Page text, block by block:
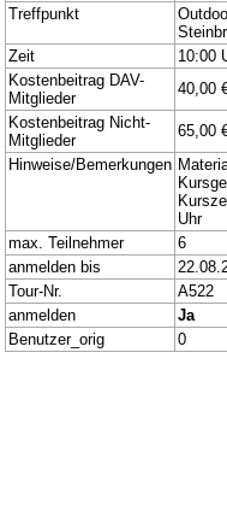
Treffpunkt
Zeit
10:00
Kostenbeitrag DAV-
Mitglieder
40,00
Kostenbeitrag Nicht-
Mitglieder
65,00
Hinweise/Bemerkungen
Uhr
max. Teilnehmer
6
anmelden bis
Tour-Nr.
A522
anmelden
Ja
Benutzer_orig
0